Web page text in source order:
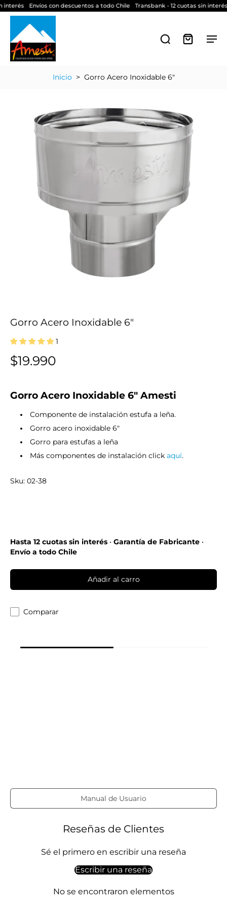
interés Envíos con descuentos a todo Chile Transbank - 12 cuotas sin interés
Inicio > Gorro Acero Inoxidable 6"
Gorro Acero Inoxidable 6"
1
$19.990
Gorro Acero Inoxidable 6" Amesti
Componente de instalación estufa a leña.
Gorro acero inoxidable 6"
Gorro para estufas a leña
Más componentes de instalación click aquí.
Sku: 02-38
Hasta 12 cuotas sin interés • Garantía de Fabricante •
Envío a todo Chile
Añadir al carro
Comparar
Manual de Usuario
Reseñas de Clientes
Sé el primero en escribir una reseña
Escribir una reseña
No se encontraron elementos